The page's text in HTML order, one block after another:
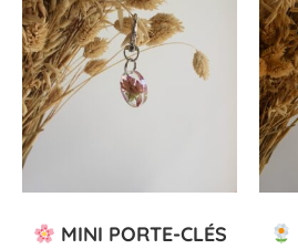
MINI PORTE-CLÉS